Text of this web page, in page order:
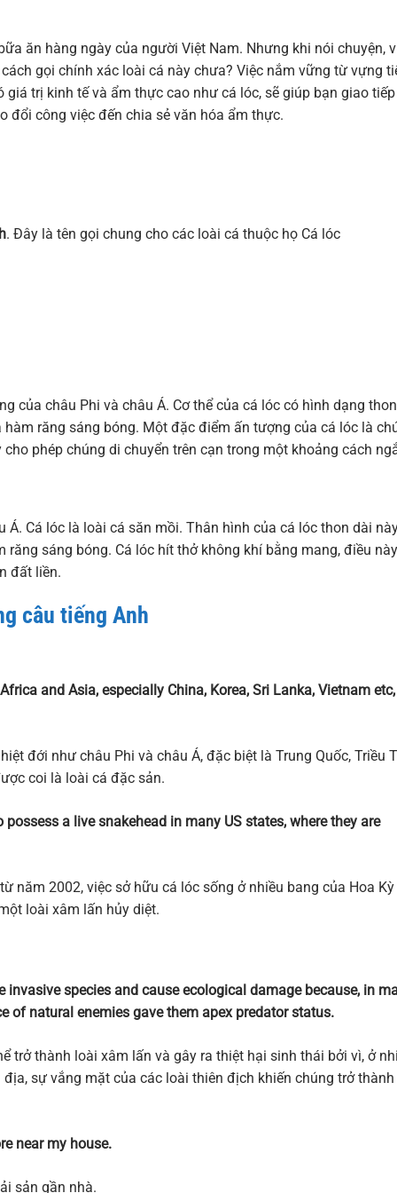
ăn hàng ngày của người Việt Nam. Nhưng khi nói chuyện,
gọi chính xác loài cá này chưa? Việc nắm vững từ vựng
trị kinh tế và ẩm thực cao như cá lóc, sẽ giúp bạn giao
đổi công việc đến chia sẻ văn hóa ẩm thực.
. Đây là tên gọi chung cho các loài cá thuộc họ Cá lóc
của châu Phi và châu Á. Cơ thể của cá lóc có hình dạng thon
răng sáng bóng. Một đặc điểm ấn tượng của cá lóc là
phép chúng di chuyển trên cạn trong một khoảng cách
Cá lóc là loài cá săn mồi. Thân hình của cá lóc thon dài
sáng bóng. Cá lóc hít thở không khí bằng mang, điều này
đất liền.
câu tiếng Anh
and Asia, especially China, Korea, Sri Lanka, Vietnam etc,
đới như châu Phi và châu Á, đặc biệt là Trung Quốc, Triều
coi là loài cá đặc sản.
a live snakehead in many US states, where they are
năm 2002, việc sở hữu cá lóc sống ở nhiều bang của Hoa Kỳ
loài xâm lấn hủy diệt.
species and cause ecological damage because, in
of natural enemies gave them apex predator status.
trở thành loài xâm lấn và gây ra thiệt hại sinh thái bởi vì, ở
sự vắng mặt của các loài thiên địch khiến chúng trở thành
near my house.
sản gần nhà.